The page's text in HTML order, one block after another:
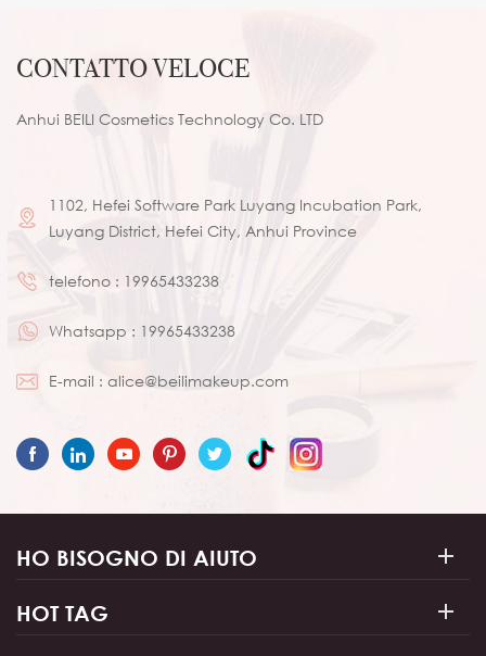
CONTATTO VELOCE
Anhui BEILI Cosmetics Technology Co. LTD
1102, Hefei Software Park Luyang Incubation Park,
Luyang District, Hefei City, Anhui Province
telefono : 19965433238
Whatsapp : 19965433238
E-mail : alice@beilimakeup.com
HO BISOGNO DI AIUTO
HOT TAG